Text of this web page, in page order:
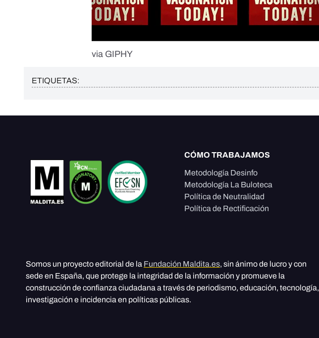
via GIPHY
ETIQUETAS:
CÓMO TRABAJAMOS
Metodología Desinfo
Metodología La Buloteca
Política de Neutralidad
Política de Rectificación
Somos un proyecto editorial de la Fundación Maldita.es, sin ánimo de lucro y con
sede en España, que protege la integridad de la información y promueve la
construcción de confianza ciudadana a través de periodismo, educación, tecnología,
investigación e incidencia en políticas públicas.